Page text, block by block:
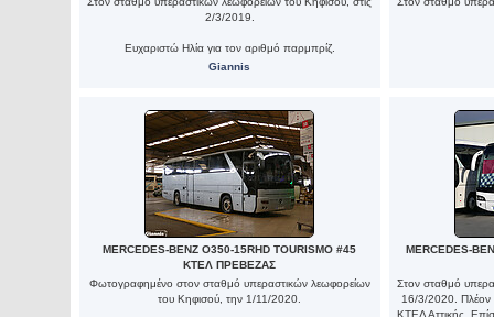
2/3/2019.
Ευχαριστώ Ηλία για τον αριθμό παρμπρίζ.
Giannis
MERCEDES-BENZ O350-15RHD TOURISMO #45
ΚΤΕΛ ΠΡΕΒΕΖΑΣ
Φωτογραφημένο στον σταθμό υπεραστικών λεωφορείων
του Κηφισού, την 1/11/2020.
MERCEDES-
Στον σταθμό
16/3/2020. Πλέον
ΚΤΕΛ Αττικής.